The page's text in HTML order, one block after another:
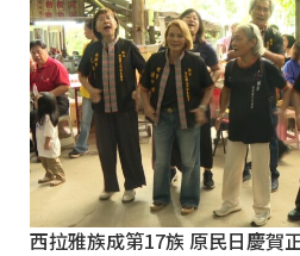
西拉雅族成第17族 原民日慶賀